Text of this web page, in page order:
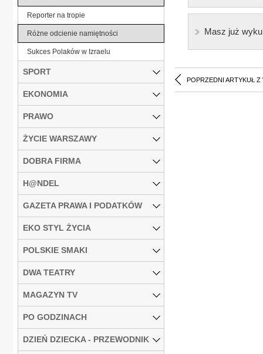
Masz już
POPRZEDNI ARTYKUŁ Z
Reporter na tropie
Różne odcienie namiętności
Sukces Polaków w Izraelu
SPORT
EKONOMIA
PRAWO
ŻYCIE WARSZAWY
DOBRA FIRMA
H@NDEL
GAZETA PRAWA I PODATKÓW
EKO STYL ŻYCIA
POLSKIE SMAKI
DWA TEATRY
MAGAZYN TV
PO GODZINACH
DZIEŃ DZIECKA - PRZEWODNIK